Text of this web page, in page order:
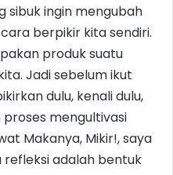
sibuk ingin mengubah
berpikir kita sendiri.
produk suatu
Jadi sebelum ikut
dulu, kenali dulu,
mengultivasi
Makanya, Mikir!, saya
adalah bentuk